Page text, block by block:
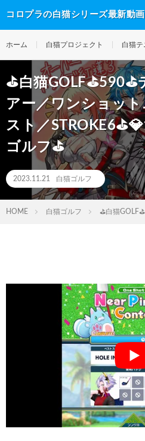
コロプラの白猫シリーズ最新動
ホーム 白猫プロジェクト 白猫テ
⛳白猫
アー／ワンショッ
スト／
ゴルフ⛳
2023.11.21 白猫ゴルフ
HOME 白猫ゴルフ ⛳白猫